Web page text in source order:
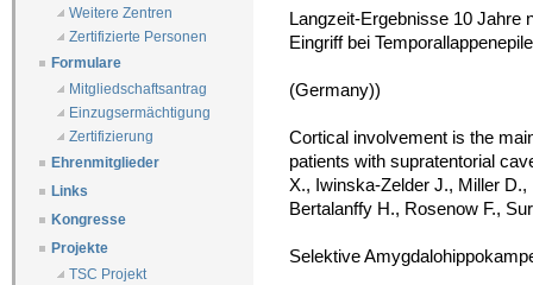
Weitere Zentren
Zertifizierte Personen
Formulare
Mitgliedschaftsantrag
Einzugsermächtigung
Zertifizierung
Ehrenmitglieder
Links
Kongresse
Projekte
TSC Projekt
Langzeit-Ergebnisse 10 Jahre
Eingriff bei
(Germany))
Cortical involvement is the
patients with supratentorial
X., Iwinska-Zelder J., Miller
Bertalanffy H., Rosenow F.,
Selektive